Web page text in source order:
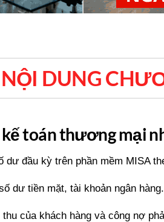
NỘI DUNG
kế toán thương mại
dư đầu kỳ trên phần mềm MISA
dư tiền mặt, tài khoản ngân hàng.
của khách hàng và công nợ